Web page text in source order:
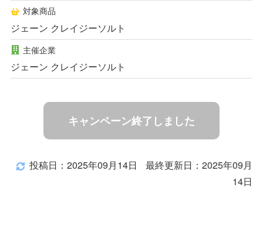
対象商品
ジェーン クレイジーソルト
主催企業
ジェーン クレイジーソルト
キャンペーン終了しました
投稿日：2025年09月14日
最終更新日：2025年09月
14日